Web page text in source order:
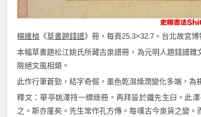
楊維楨 《草書題錢譜》冊，每頁25.3×32.7。台北故宮博
本幅草書題松江姚氏所藏古泉譜冊，為元明人題錢譜
險絕文風相類。
此作行筆蒼勁，結字奇倔，墨色乾濕燥潤變化多端，為
釋文：華亭姚澤持一縹綠冊。再拜晉於鐵先生曰。此
之。斯亦廑矣。先生常作孔方傳。每嘆古今泉貨之變